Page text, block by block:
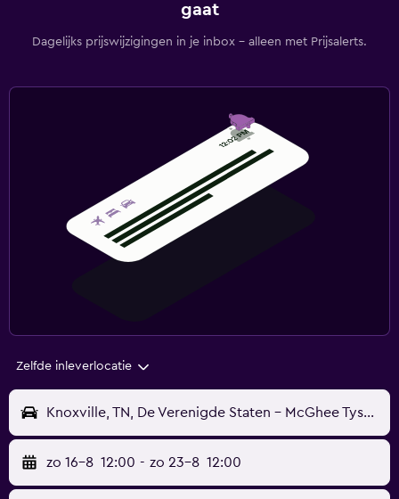
gaat
Dagelijks prijswijzigingen in je inbox - alleen met Prijsalerts.
Zelfde inleverlocatie
Knoxville, TN, De Verenigde Staten - McGhee Tyson (TYS)
zo 16-8 12:00 - zo 23-8 12:00